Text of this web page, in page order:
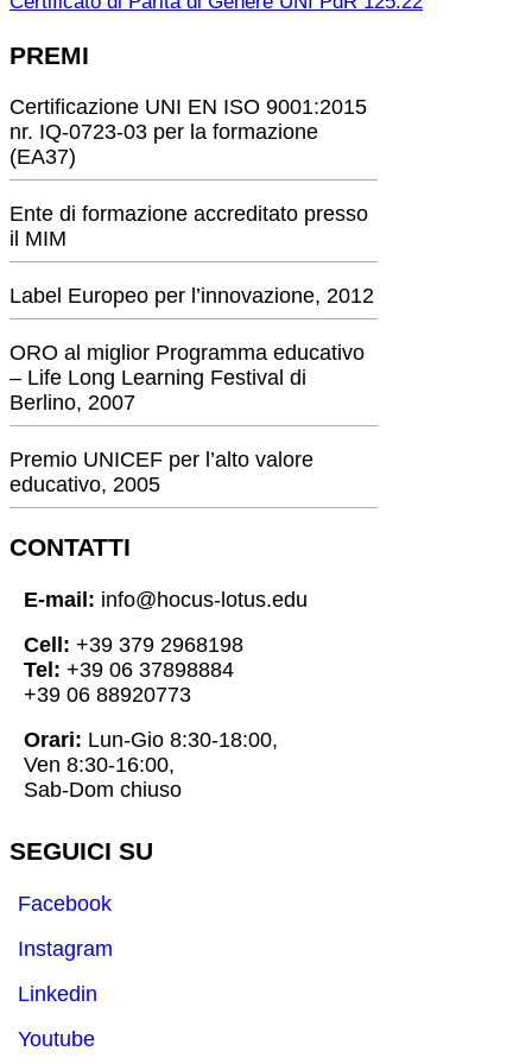
PREMI
Certificazione UNI EN ISO 9001:2015
nr. IQ-0723-03 per la formazione
(EA37)
Ente di formazione accreditato presso
il MIM
Label Europeo per l’innovazione, 2012
ORO al miglior Programma educativo
– Life Long Learning Festival di
Berlino, 2007
Premio UNICEF per l’alto valore
educativo, 2005
CONTATTI
E-mail: info@hocus-lotus.edu
Cell: +39 379 2968198
Tel: +39 06 37898884
+39 06 88920773
Orari: Lun-Gio 8:30-18:00,
Ven 8:30-16:00,
Sab-Dom chiuso
SEGUICI SU
Facebook
Instagram
Linkedin
Youtube